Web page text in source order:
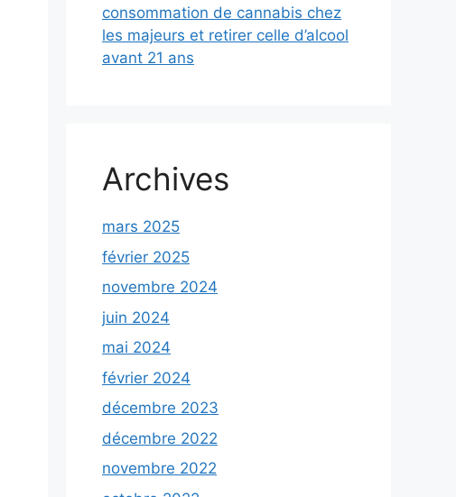
consommation de cannabis chez
les majeurs et retirer celle d’alcool
avant 21 ans
Archives
mars 2025
février 2025
novembre 2024
juin 2024
mai 2024
février 2024
décembre 2023
décembre 2022
novembre 2022